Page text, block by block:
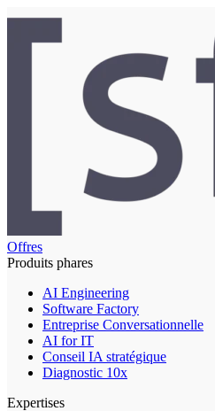
Offres
Produits phares
AI Engineering
Software Factory
Entreprise Conversationnelle
AI for IT
Conseil IA stratégique
Diagnostic 10x
Expertises